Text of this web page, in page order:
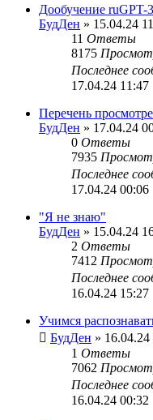
Дообучение ruGPT-
БудДен » 15.04.24
11 Ответы
8175
Последнее
17.04.24 11:47
Перечень
БудДен » 17.04.24
0 Ответы
7935
Последнее
17.04.24 00:06
"Я не знаю"
БудДен » 15.04.24
2 Ответы
7412
Последнее
16.04.24 15:27
Учимся
БудДен » 16.04.24
1 Ответы
7062
Последнее
16.04.24 00:32